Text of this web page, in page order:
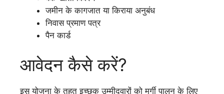
जमीन के कागजात या किराया अनुबंध
निवास प्रमाण पत्र
पैन कार्ड
आवेदन कैसे करें?
इस योजना के तहत इच्छुक उम्मीदवारों को मुर्गी पालन के लिए